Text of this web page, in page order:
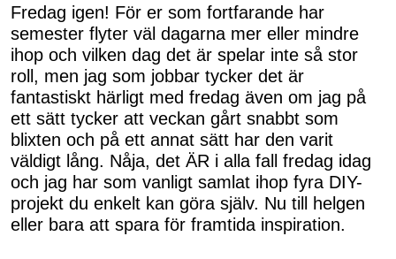
of
50
seconds
Fredag igen! För er som fortfarande har
semester flyter väl dagarna mer eller mindre
ihop och vilken dag det är spelar inte så stor
roll, men jag som jobbar tycker det är
fantastiskt härligt med fredag även om jag på
ett sätt tycker att veckan gårt snabbt som
blixten och på ett annat sätt har den varit
väldigt lång. Nåja, det ÄR i alla fall fredag idag
och jag har som vanligt samlat ihop fyra DIY-
projekt du enkelt kan göra själv. Nu till helgen
eller bara att spara för framtida inspiration.